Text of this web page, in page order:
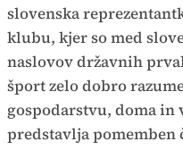
slovenska
klubu, kjer so med
naslovov državnih
šport zelo dobro
gospodarstvu, doma
predstavlja